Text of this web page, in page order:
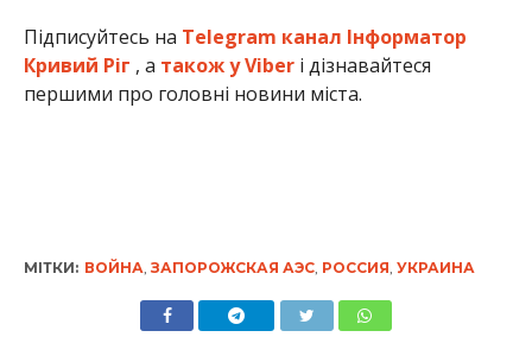
Підписуйтесь на Telegram канал Інформатор
Кривий Ріг , а також у Viberі дізнавайтеся
першими про головні новини міста.
МІТКИ: ВОЙНА, ЗАПОРОЖСКАЯ АЭС, РОССИЯ, УКРАИНА